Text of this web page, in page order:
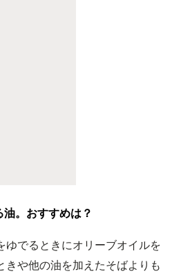
。おすすめは？
ゆでるときにオリーブオイルを
きや他の油を加えたそばよりも